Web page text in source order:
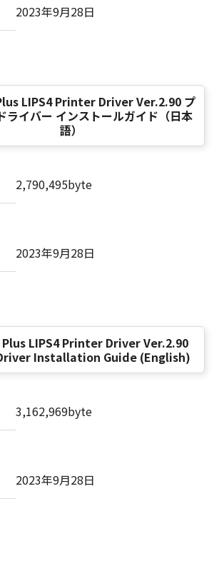
End Users shall acquire
with only those rights set
Japan.
用される"the SOFTWARE"とは、
定義される「本ソフトウェア」を
示すものとします。
れかの条項またはその一部が法
あると決定された場合でも、そ
会社
2023年9月28日
LIPS4 Printer Driver Ver.2.90 プ
ライバー インストールガイド（日本
語）
2,790,495byte
2023年9月28日
LIPS4 Printer Driver Ver.2.90
Installation Guide (English)
3,162,969byte
2023年9月28日